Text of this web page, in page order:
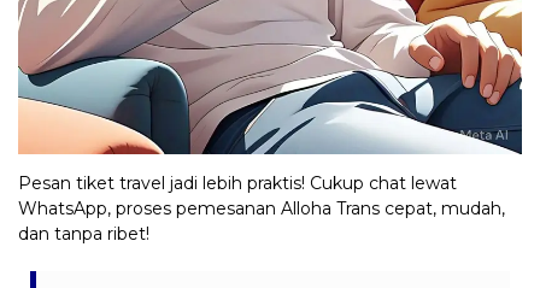
Pesan tiket travel jadi lebih praktis! Cukup chat lewat
WhatsApp, proses pemesanan Alloha Trans cepat, mudah,
dan tanpa ribet!